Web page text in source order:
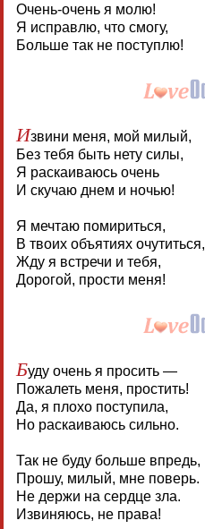
Очень-очень я молю!
Я исправлю, что смогу,
Больше так не поступлю!
Извини меня, мой милый,
Без тебя быть нету силы,
Я раскаиваюсь очень
И скучаю днем и ночью!
Я мечтаю помириться,
В твоих объятиях очутиться,
Жду я встречи и тебя,
Дорогой, прости меня!
Буду очень я просить —
Пожалеть меня, простить!
Да, я плохо поступила,
Но раскаиваюсь сильно.
Так не буду больше впредь,
Прошу, милый, мне поверь.
Не держи на сердце зла.
Извиняюсь, не права!